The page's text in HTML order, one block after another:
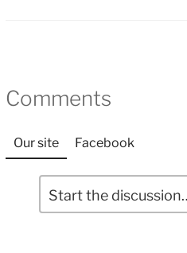
Comments
Our site Facebook